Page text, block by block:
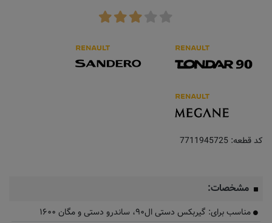
کد قطعه: 7711945725
مشخصات:
مناسب برای: گیربکس دستی ال۹۰، ساندرو دستی و مگان ۱۶۰۰